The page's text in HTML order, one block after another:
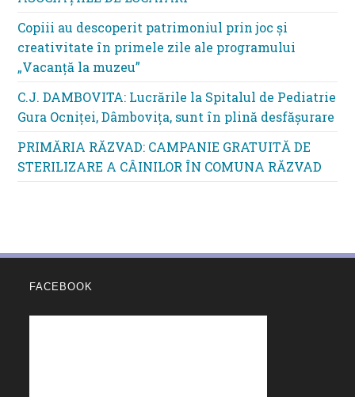
Copiii au descoperit patrimoniul prin joc și
creativitate în primele zile ale programului
„Vacanță la muzeu”
C.J. DAMBOVITA: Lucrările la Spitalul de Pediatrie
Gura Ocniței, Dâmbovița, sunt în plină desfășurare
PRIMĂRIA RĂZVAD: CAMPANIE GRATUITĂ DE
STERILIZARE A CÂINILOR ÎN COMUNA RĂZVAD
FACEBOOK